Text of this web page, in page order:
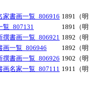
家書画一覧_806916 1891（
覧_807131
1891（
撰書画一覧_806921 1892（
画一覧_806946
1892（
撰書画一覧_806926 1902（
画名家一覧_807111 1911（